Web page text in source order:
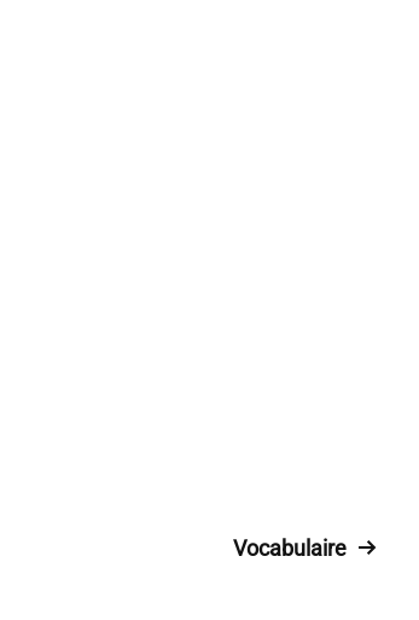
Vocabulaire